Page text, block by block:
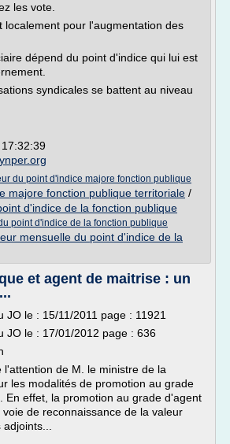
les vote.
localement pour l'augmentation des
dépend du point d'indice qui lui est
syndicales se battent au niveau
du point d'indice majore fonction publique
majore fonction publique territoriale /
d'indice de la fonction publique
point d'indice de la fonction publique
mensuelle du point d'indice de la
et agent de maitrise : un
JO le : 15/11/2011 page : 11921
JO le : 17/01/2012 page : 636
l'attention de M. le ministre de la
les modalités de promotion au grade
En effet, la promotion au grade d'agent
de reconnaissance de la valeur